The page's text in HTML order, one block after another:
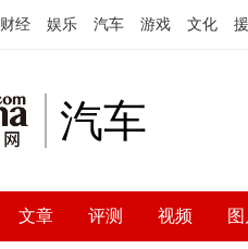
财经 娱乐 汽车 游戏 文化
汽车
文章 评测 视频